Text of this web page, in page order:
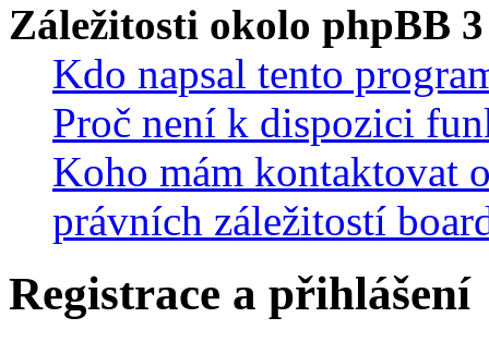
Záležitosti okolo phpBB 3
Kdo napsal tento
Proč není k dispozici
Koho mám kontaktovat
právních záležitostí
Registrace a přihlášení